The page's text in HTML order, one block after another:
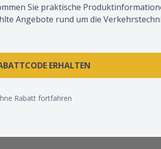
L49setzen Sie auf eine flexible,
für den professionellen Einsatz in der
Sie praktische
Angebote rund um die
ERHALTEN
Rabatt fortfahren